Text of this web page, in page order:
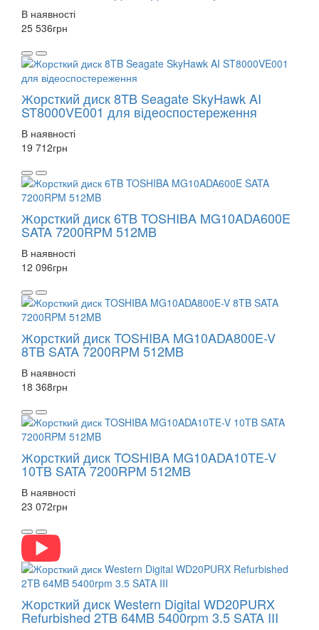
В наявності
25 536грн
Жорсткий диск 8TB Seagate SkyHawk AI
ST8000VE001 для відеоспостереження
В наявності
19 712грн
Жорсткий диск 6TB TOSHIBA MG10ADA600E
SATA 7200RPM 512MB
В наявності
12 096грн
Жорсткий диск TOSHIBA MG10ADA800E-V
8TB SATA 7200RPM 512MB
В наявності
18 368грн
Жорсткий диск TOSHIBA MG10ADA10TE-V
10TB SATA 7200RPM 512MB
В наявності
23 072грн
Жорсткий диск Western Digital WD20PURX
Refurbished 2TB 64MB 5400rpm 3.5 SATA III